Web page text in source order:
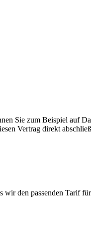
Sie zum Beispiel auf
Vertrag direkt
wir den passenden Tarif